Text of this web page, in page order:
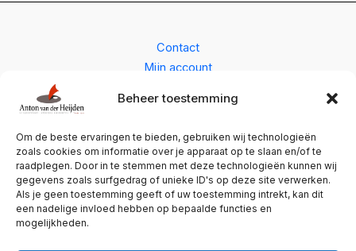
Beheer toestemming
Om de beste ervaringen te bieden, gebruiken wij technologieën
zoals cookies om informatie over je apparaat op te slaan en/of te
raadplegen. Door in te stemmen met deze technologieën kunnen wij
gegevens zoals surfgedrag of unieke ID's op deze site verwerken.
Als je geen toestemming geeft of uw toestemming intrekt, kan dit
een nadelige invloed hebben op bepaalde functies en
mogelijkheden.
Contact
Mijn account
Terugbetaal- en retourneringsbeleid
Schilderwerken en Interieurs
Sint Bavostraat 57 | 4891CH Rijsbergen
Dinsdag t/m zaterdag: 09.00-12.00 geopend